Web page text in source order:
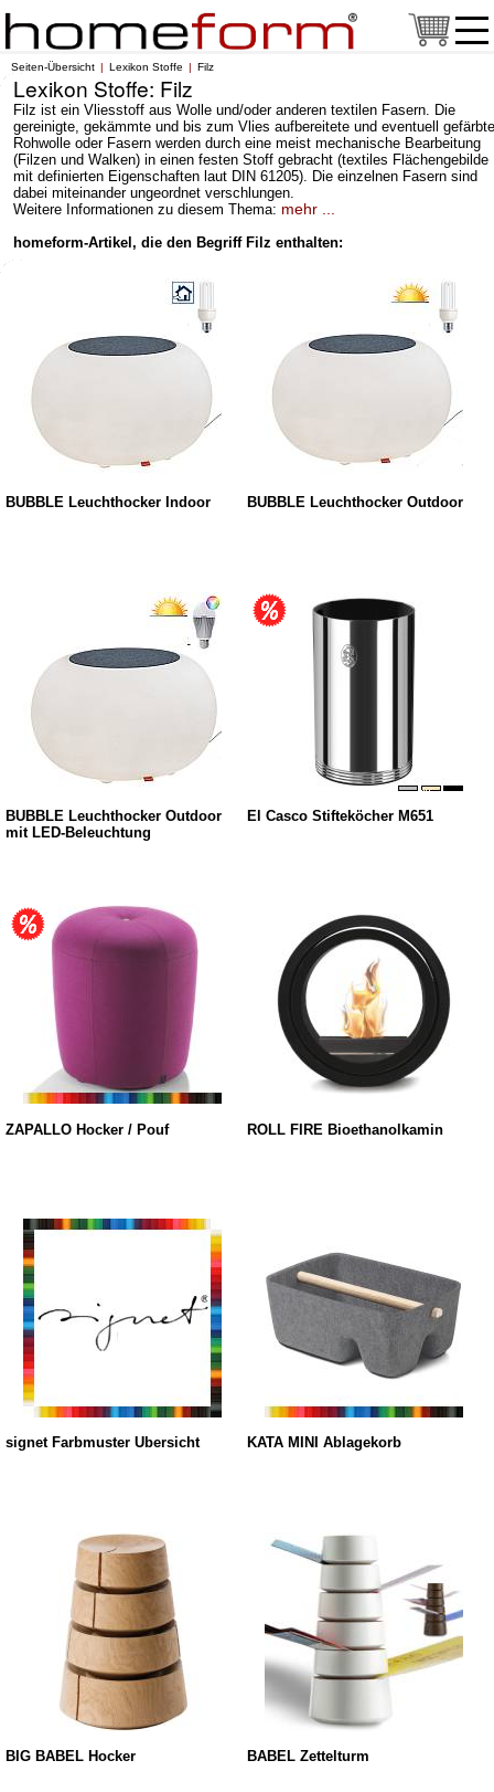
Seiten-Übersicht Lexikon Stoffe Filz
Lexikon Stoffe: Filz
Filz ist ein Vliesstoff aus Wolle und/oder anderen textilen Fasern. Die
gereinigte, gekämmte und bis zum Vlies aufbereitete und eventuell gefärbte
Rohwolle oder Fasern werden durch eine meist mechanische Bearbeitung
(Filzen und Walken) in einen festen Stoff gebracht (textiles Flächengebilde
mit definierten Eigenschaften laut DIN 61205). Die einzelnen Fasern sind
dabei miteinander ungeordnet verschlungen.
Weitere Informationen zu diesem Thema: mehr ...
homeform-Artikel, die den Begriff Filz enthalten:
BUBBLE Leuchthocker Indoor BUBBLE Leuchthocker Outdoor
BUBBLE Leuchthocker Outdoor
mit LED-Beleuchtung
El Casco Stifteköcher M651
ZAPALLO Hocker / Pouf ROLL FIRE Bioethanolkamin
signet Farbmuster Übersicht KATA MINI Ablagekorb
BIG BABEL Hocker BABEL Zettelturm